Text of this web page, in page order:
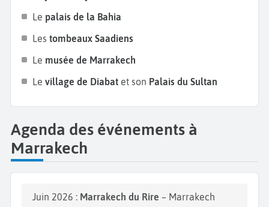
comme le Festival de Jazz
International du Film. Marrakech est le lieu de
vacances idéal où chacun trouvera l'activité qui lui
Le palais de la Bahia
Les tombeaux Saadiens
Le musée de Marrakech
Le village de Diabat et son Palais du Sultan
Agenda des événements à
Marrakech
Juin 2026 : Marrakech du Rire – Marrakech